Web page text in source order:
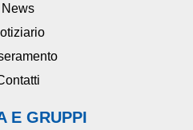
News
E GRUPPI